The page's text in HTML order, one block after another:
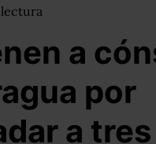
a
por
a tres